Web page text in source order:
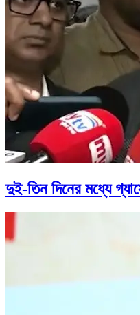
দুই-তিন দিনের মধ্যে